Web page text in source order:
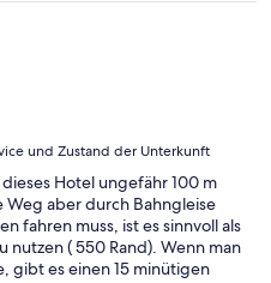
und Zustand der Unterkunft
Hotel ungefähr 100 m
aber durch Bahngleise
fahren muss, ist es sinnvoll als
nutzen ( 550 Rand). Wenn man
gibt es einen 15 minütigen